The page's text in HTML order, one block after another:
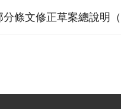
分條文修正草案總說明